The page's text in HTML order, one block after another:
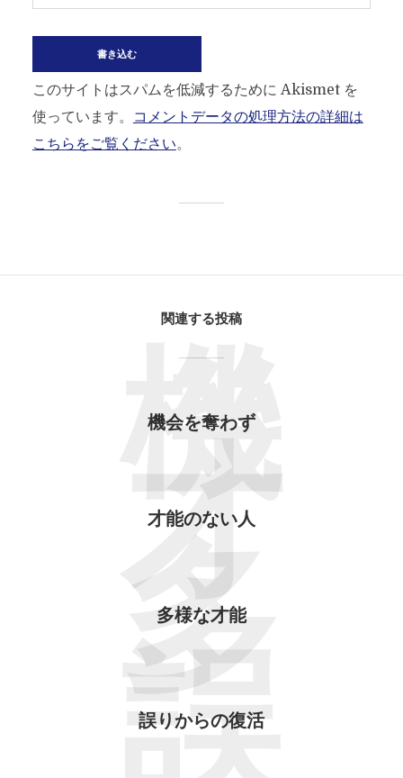
このサイトはスパムを低減するために Akismet を
使っています。
コメントデータの処理方法の詳細は
こちらをご覧ください。
関連する投稿
機会を奪わず
機
才能のない人
才
多様な才能
多
誤りからの復活
誤